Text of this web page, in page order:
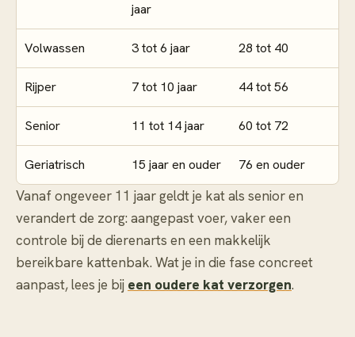
jaar
Volwassen 3 tot 6 jaar 28 tot 40
Rijper 7 tot 10 jaar 44 tot 56
Senior 11 tot 14 jaar 60 tot 72
Geriatrisch 15 jaar en ouder 76 en ouder
Vanaf ongeveer 11 jaar geldt je kat als senior en
verandert de zorg: aangepast voer, vaker een
controle bij de dierenarts en een makkelijk
bereikbare kattenbak. Wat je in die fase concreet
aanpast, lees je bij een oudere kat verzorgen.